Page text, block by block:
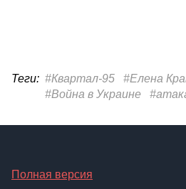
Теги: #Квартал-95
#Елена
#Война в Украине
Полная версия